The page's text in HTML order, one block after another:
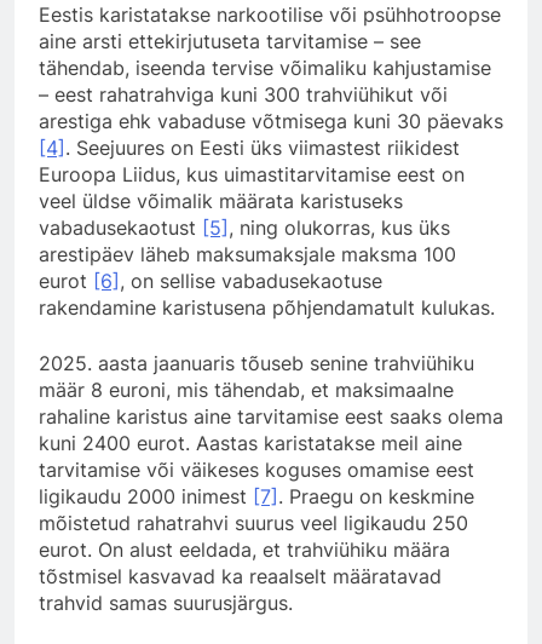
Eestis karistatakse narkootilise või psühhotroopse
aine arsti ettekirjutuseta tarvitamise – see
tähendab, iseenda tervise võimaliku kahjustamise
– eest rahatrahviga kuni 300 trahviühikut või
arestiga ehk vabaduse võtmisega kuni 30 päevaks
[4]. Seejuures on Eesti üks viimastest riikidest
Euroopa Liidus, kus uimastitarvitamise eest on
veel üldse võimalik määrata karistuseks
vabadusekaotust [5], ning olukorras, kus üks
arestipäev läheb maksumaksjale maksma 100
eurot [6], on sellise vabadusekaotuse
rakendamine karistusena põhjendamatult kulukas.
2025. aasta jaanuaris tõuseb senine trahviühiku
määr 8 euroni, mis tähendab, et maksimaalne
rahaline karistus aine tarvitamise eest saaks olema
kuni 2400 eurot. Aastas karistatakse meil aine
tarvitamise või väikeses koguses omamise eest
ligikaudu 2000 inimest [7]. Praegu on keskmine
mõistetud rahatrahvi suurus veel ligikaudu 250
eurot. On alust eeldada, et trahviühiku määra
tõstmisel kasvavad ka reaalselt määratavad
trahvid samas suurusjärgus.